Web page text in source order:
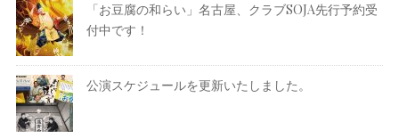
「お豆腐の和らい」名古屋、クラブSOJA先行予約受
付中です！
公演スケジュールを更新いたしました。